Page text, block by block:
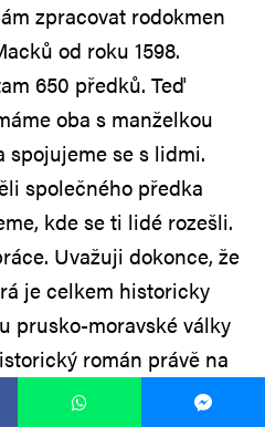
zpracovat rodokmen
od roku 1598.
650 předků. Teď
oba s manželkou
spojujeme se s lidmi.
společného předka
kde se ti lidé rozešli.
Uvažuji dokonce, že
je celkem historicky
prusko-moravské války
román právě na